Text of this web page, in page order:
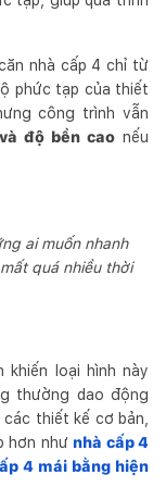
nhà cấp 4 chỉ từ
phức tạp của thiết
công trình vẫn
độ bền cao nếu
ai muốn nhanh
quá nhiều thời
khiến loại hình này
thường dao động
các thiết kế cơ bản,
hơn như nhà cấp 4
4 mái bằng hiện